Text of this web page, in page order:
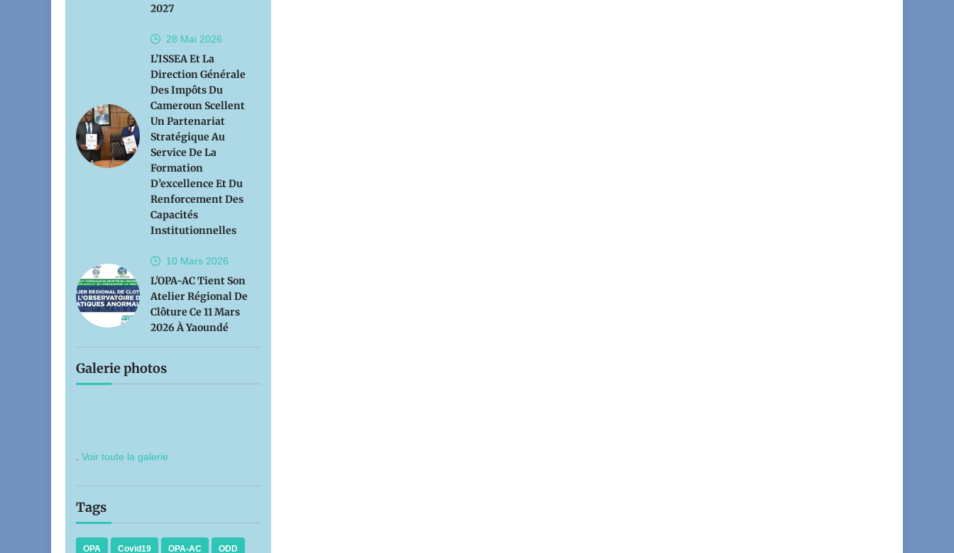
2027
28 Mai 2026
L’ISSEA Et La
Direction Générale
Des Impôts Du
Cameroun Scellent
Un Partenariat
Stratégique Au
Service De La
Formation
D’excellence Et Du
Renforcement Des
Capacités
Institutionnelles
10 Mars 2026
L'OPA-AC Tient Son
Atelier Régional De
Clôture Ce 11 Mars
2026 À Yaoundé
Galerie photos
Voir toute la galerie
Tags
OPA Covid19 OPA-AC ODD